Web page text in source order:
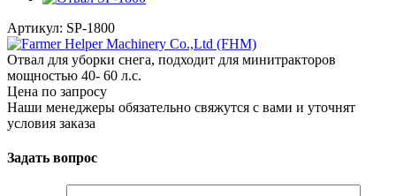
Артикул: SP-1800
Отвал для уборки снега, подходит для минитракторов
мощностью 40- 60 л.с.
Цена по запросу
Наши менеджеры обязательно свяжутся с вами и уточнят
условия заказа
Задать вопрос